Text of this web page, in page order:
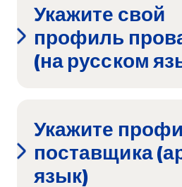
Укажите свой
профиль
(на русском
Укажите
поставщика
язык)